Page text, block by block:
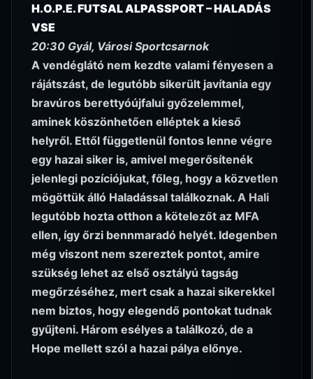
H.O.P.E. FUTSAL ALPASSPORT – HALADÁS
VSE
20:30 Gyál, Városi Sportcsarnok
A vendéglátó nem kezdte valami fényesen a
rájátszást, de legutóbb sikerült javítania egy
bravúros berettyóújfalui győzelemmel,
aminek köszönhetően elléptek a kieső
helyről. Ettől függetlenül fontos lenne végre
egy hazai siker is, amivel megerősítenék
jelenlegi pozíciójukat, főleg, hogy a közvetlen
mögöttük álló Haladással találkoznak. A Hali
legutóbb hozta otthon a kötelezőt az MFA
ellen, így őrzi bennmaradó helyét. Idegenben
még viszont nem szereztek pontot, amire
szükség lehet az első osztályú tagság
megőrzéséhez, mert csak a hazai sikerekkel
nem biztos, hogy elegendő pontokat tudnak
gyűjteni. Három esélyes a találkozó, de a
Hope mellett szól a hazai pálya előnye.